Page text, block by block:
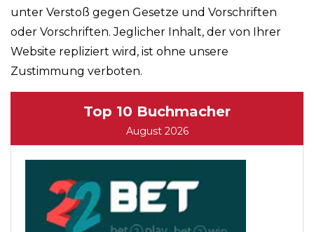
unter Verstoß gegen Gesetze und Vorschriften
oder Vorschriften. Jeglicher Inhalt, der von Ihrer
Website repliziert wird, ist ohne unsere
Zustimmung verboten.
Top 10 Buchmacher
August 2026